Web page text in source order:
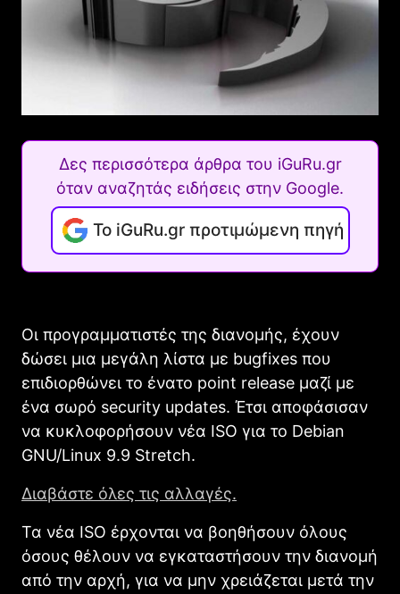
Δες περισσότερα άρθρα του iGuRu.gr
όταν αναζητάς ειδήσεις στην Google.
Το iGuRu.gr προτιμώμενη πηγή
Οι προγραμματιστές της διανομής, έχουν
δώσει μια μεγάλη λίστα με bugfixes που
επιδιορθώνει το ένατο point release μαζί με
ένα σωρό security updates. Έτσι αποφάσισαν
να κυκλοφορήσουν νέα ISO για το Debian
GNU/Linux 9.9 Stretch.
Διαβάστε όλες τις αλλαγές.
Τα νέα ISO έρχονται να βοηθήσουν όλους
όσους θέλουν να εγκαταστήσουν την διανομή
από την αρχή, για να μην χρειάζεται μετά την